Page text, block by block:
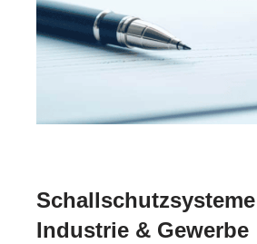
Industrie & Gewerbe